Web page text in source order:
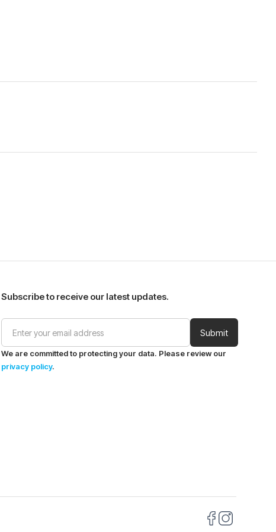
Subscribe to receive our latest updates.
We are committed to protecting your data. Please review our
privacy policy.